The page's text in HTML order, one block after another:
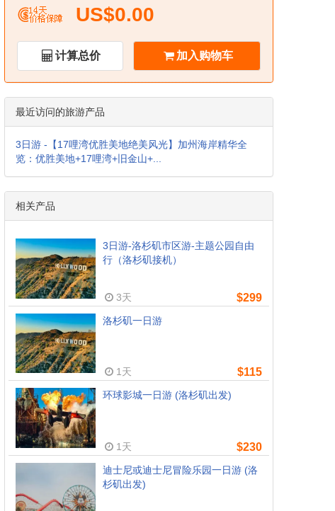
US$0.00
计算总价 加入购物车
最近访问的旅游产品
3日游 -【17哩湾优胜美地绝美风光】加州海岸精华全
览：优胜美地+17哩湾+旧金山+...
相关产品
3日游-洛杉矶市区游-主题公园自由
行（洛杉矶接机）
3天 $299
洛杉矶一日游
1天 $115
环球影城一日游 (洛杉矶出发)
1天 $230
迪士尼或迪士尼冒险乐园一日游 (洛
杉矶出发)